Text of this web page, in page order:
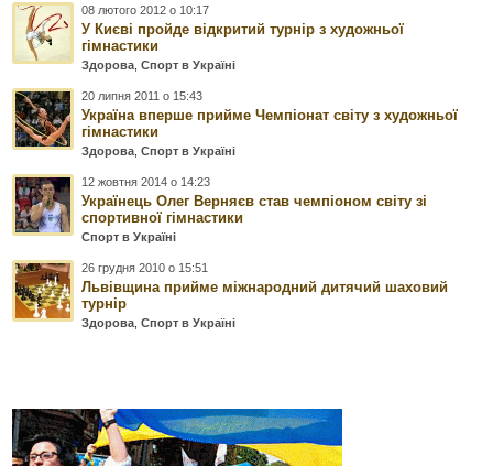
08 лютого 2012 о 10:17
У Києві пройде відкритий турнір з художньої
гімнастики
Здорова ,Спорт в Україні
20 липня 2011 о 15:43
Україна вперше прийме Чемпіонат світу з художньої
гімнастики
Здорова ,Спорт в Україні
12 жовтня 2014 о 14:23
Українець Олег Верняєв став чемпіоном світу зі
спортивної гімнастики
Спорт в Україні
26 грудня 2010 о 15:51
Львівщина прийме міжнародний дитячий шаховий
турнір
Здорова ,Спорт в Україні